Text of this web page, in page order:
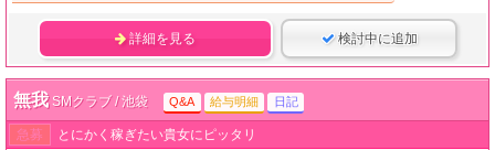
詳細を見る 検討中に追加
無我 SMクラブ / 池袋 Q&A 給与明細 日記
急募
とにかく稼ぎたい貴女にピッタリ